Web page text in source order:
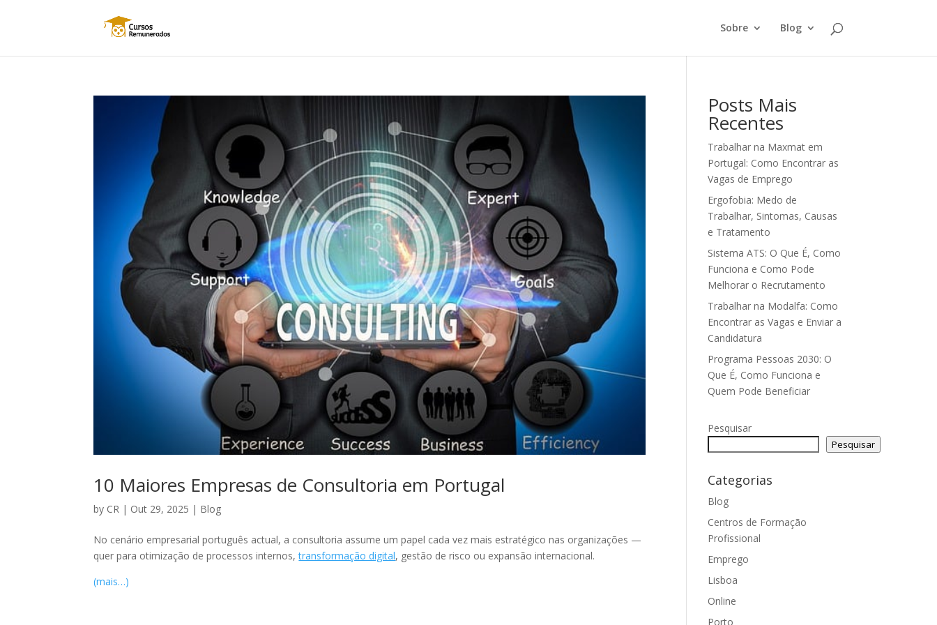
Sobre Blog
10 Maiores Empresas de Consultoria em Portugal
by CR | Out 29, 2025 | Blog
No cenário empresarial português actual, a consultoria assume um papel cada vez mais estratégico nas organizações —
quer para otimização de processos internos,transformação digital, gestão de risco ou expansão internacional.
(mais…)
Posts Mais
Recentes
Trabalhar na Maxmat em
Portugal: Como Encontrar as
Vagas de Emprego
Ergofobia: Medo de
Trabalhar, Sintomas, Causas
e Tratamento
Sistema ATS: O Que É, Como
Funciona e Como Pode
Melhorar o Recrutamento
Trabalhar na Modalfa: Como
Encontrar as Vagas e Enviar a
Candidatura
Programa Pessoas 2030: O
Que É, Como Funciona e
Quem Pode Beneficiar
Pesquisar
Pesquisar
Categorias
Blog
Centros de Formação
Profissional
Emprego
Lisboa
Online
Porto